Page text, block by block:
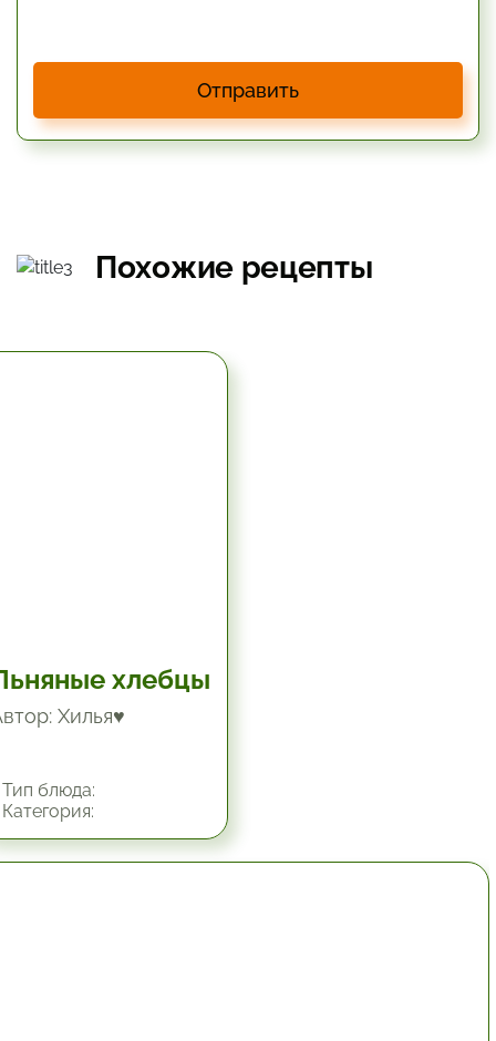
Отправить
Похожие рецепты
хлебцы
Хилья♥
блюда: